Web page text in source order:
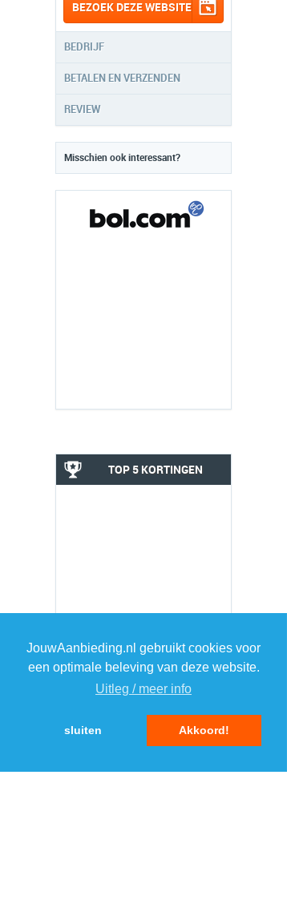
JouwAanbieding.nl gebruikt cookies voor
een optimale beleving van deze website.
Uitleg / meer info
sluiten Akkoord!
BEZOEK DEZE WEBSITE
BEDRIJF
BETALEN EN VERZENDEN
REVIEW
Misschien ook interessant?
TOP 5 KORTINGEN